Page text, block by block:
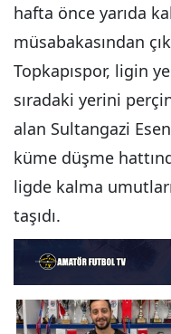
hafta önce yarıda
müsabakasından
Topkapıspor, ligin
sıradaki yerini
alan Sultangazi
küme düşme
ligde kalma
taşıdı.